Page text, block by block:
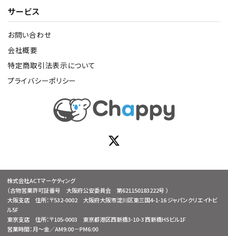
サービス
お問い合わせ
会社概要
特定商取引法表示について
プライバシーポリシー
株式会社ACTマーケティング
（古物営業許可証番号 大阪府公安委員会 第621150183222号 ）
大阪支店 住所：〒532-0002 大阪府大阪市淀川区東三国4-1-16 ジャパンクリエイトビ
ル5F
東京支店 住所：〒105-0003 東京都港区西新橋3-10-3 西新橋HSビル1F
営業時間：月～金／AM9:00－PM6:00